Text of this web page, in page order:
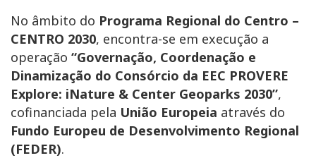
No âmbito do Programa Regional do Centro –
CENTRO 2030, encontra-se em execução a
operação “Governação, Coordenação e
Dinamização do Consórcio da EEC PROVERE
Explore: iNature & Center Geoparks 2030”,
cofinanciada pela União Europeia através do
Fundo Europeu de Desenvolvimento Regional
(FEDER).